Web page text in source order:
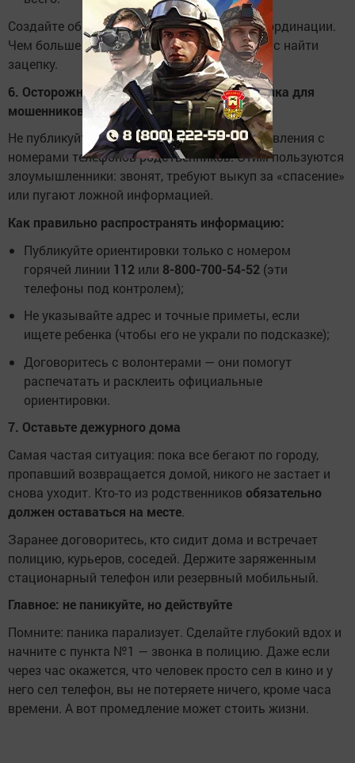
Создайте общий чат в мессенджере для координации.
Чем больше людей в курсе — тем выше шанс найти
зацепку.
6. Осторожнее с объявлениями — это ловушка для
мошенников
Не публикуйте в соцсетях и подъездах объявления с
номерами телефонов родственников. Этим пользуются
злоумышленники: звонят, требуют выкуп за «спасение»
или пугают ложной информацией.
Как правильно распространять информацию:
Публикуйте ориентировки только с номером
горячей линии 112 или 8-800-700-54-52 (эти
телефоны под контролем);
Не указывайте адрес и точные приметы, если
ищете ребенка (чтобы его не украли по подсказке);
Договоритесь с волонтерами — они помогут
распечатать и расклеить официальные
ориентировки.
7. Оставьте дежурного дома
Самая частая ситуация: пока все бегают по городу,
пропавший возвращается домой, никого не застает и
снова уходит. Кто-то из родственников обязательно
должен оставаться на месте.
Заранее договоритесь, кто сидит дома и встречает
полицию, курьеров, соседей. Держите заряженным
стационарный телефон или резервный мобильный.
Главное: не паникуйте, но действуйте
Помните: паника парализует. Сделайте глубокий вдох и
начните с пункта №1 — звонка в полицию. Даже если
через час окажется, что человек просто сел в кино и у
него сел телефон, вы не потеряете ничего, кроме часа
времени. А вот промедление может стоить жизни.